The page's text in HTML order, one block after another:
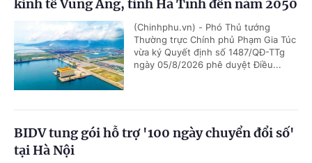
kinh tế Vũng Áng, tỉnh Hà Tĩnh đến năm 2050
(Chinhphu.vn) - Phó Thủ tướng
Thường trực Chính phủ Phạm Gia Túc
vừa ký Quyết định số 1487/QĐ-TTg
ngày 05/8/2026 phê duyệt Điều...
BIDV tung gói hỗ trợ '100 ngày chuyển đổi số'
tại Hà Nội